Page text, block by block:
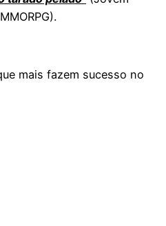
mais fazem sucesso no